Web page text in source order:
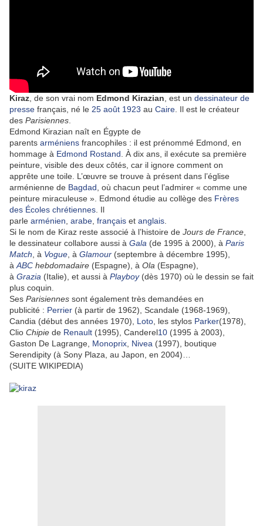
Kiraz , de son vrai nom Edmond Kirazian , est un dessinateur de
presse français, né le 25 août 1923 au Caire . Il est le créateur
des Parisiennes
Edmond Kirazian naît en Égypte de
parents arméniens francophiles : il est prénommé Edmond, en
hommage à Edmond Rostand . À dix ans, il exécute sa première
peinture, visible des deux côtés, car il ignore comment on
apprête une toile. L’œuvre se trouve à présent dans l’église
arménienne de Bagdad , où chacun peut l’admirer « comme une
peinture miraculeuse ». Edmond étudie au collège des Frères
des Écoles chrétiennes . Il
parle arménien arabe français et anglais
Si le nom de Kiraz reste associé à l’histoire de Jours de France
le dessinateur collabore aussi à Gala (de 1995 à 2000), à Paris
Match , à Vogue , à Glamour (septembre à décembre 1995),
à ABC hebdomadaire (Espagne), à Ola (Espagne),
à Grazia (Italie), et aussi à Playboy(dès 1970) où le dessin se fait
plus coquin.
Ses Parisiennes sont également très demandées en
publicité : Perrier (à partir de 1962), Scandale (1968-1969),
Candia (début des années 1970), Loto , les stylos Parker(1978),
Clio Chipie de Renault (1995), Canderel10 (1995 à 2003),
Gaston De Lagrange, Monoprix Nivea (1997), boutique
Serendipity (à Sony Plaza, au Japon, en 2004)…
(SUITE WIKIPEDIA)